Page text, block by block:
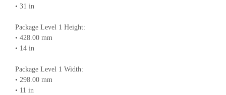
• 31 in
Package Level 1 Height:
• 428.00 mm
• 14 in
Package Level 1 Width:
• 298.00 mm
• 11 in